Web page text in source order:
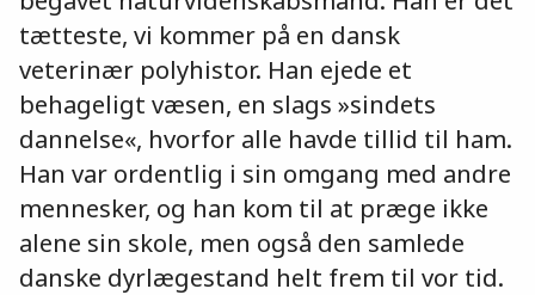
tætteste, vi kommer på en dansk
veterinær polyhistor. Han ejede et
behageligt væsen, en slags »sindets
dannelse«, hvorfor alle havde tillid til ham.
Han var ordentlig i sin omgang med andre
mennesker, og han kom til at præge ikke
alene sin skole, men også den samlede
danske dyrlægestand helt frem til vor tid.